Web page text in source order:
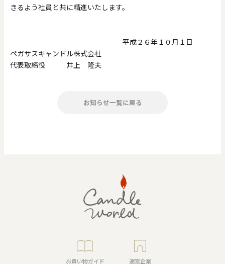
きるよう社員と共に精進いたします。
平成２６年１０月１日
ペガサスキャンドル株式会社
代表取締役 井上 隆夫
お知らせ一覧に戻る
お買い物ガイド 運営企業